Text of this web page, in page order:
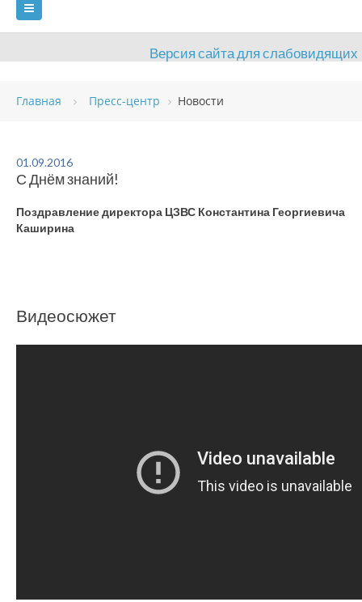
Версия сайта для слабовидящих
ГЛАВНАЯ
ВИДЫ СПОРТА
ОЦЕНКА КАЧЕСТВА ОБРАЗОВАНИЯ
Главная Пресс-центр Новости
01.09.2016
С Днём знаний!
Поздравление директора ЦЗВС Константина Георгиевича
Каширина
Видеосюжет